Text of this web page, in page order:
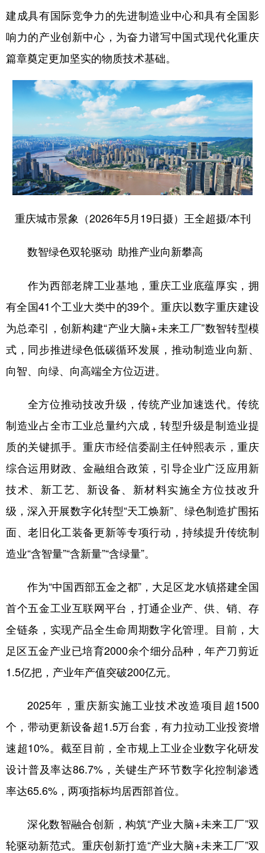
建成具有国际竞争力的先进制造业中心和具有全国影
响力的产业创新中心，为奋力谱写中国式现代化重庆
篇章奠定更加坚实的物质技术基础。
重庆城市景象（2026年5月19日摄）王全超摄/本刊
数智绿色双轮驱动 助推产业向新攀高
作为西部老牌工业基地，重庆工业底蕴厚实，拥
有全国41个工业大类中的39个。重庆以数字重庆建设
为总牵引，创新构建“产业大脑+未来工厂”数智转型模
式，同步推进绿色低碳循环发展，推动制造业向新、
向智、向绿、向高端全方位迈进。
全方位推动技改升级，传统产业加速迭代。传统
制造业占全市工业总量约六成，转型升级是制造业提
质的关键抓手。重庆市经信委副主任钟熙表示，重庆
综合运用财政、金融组合政策，引导企业广泛应用新
技术、新工艺、新设备、新材料实施全方位技改升
级，深入开展数字化转型“天工焕新”、绿色制造扩围拓
面、老旧化工装备更新等专项行动，持续提升传统制
造业“含智量”“含新量”“含绿量”。
作为“中国西部五金之都”，大足区龙水镇搭建全国
首个五金工业互联网平台，打通企业产、供、销、存
全链条，实现产品全生命周期数字化管理。目前，大
足区五金产业已培育2000余个细分品种，年产刀剪近
1.5亿把，产业年产值突破200亿元。
2025年，重庆新实施工业技术改造项目超1500
个，带动更新设备超1.5万台套，有力拉动工业投资增
速超10%。截至目前，全市规上工业企业数字化研发
设计普及率达86.7%，关键生产环节数字化控制渗透
率达65.6%，两项指标均居西部首位。
深化数智融合创新，构筑“产业大脑+未来工厂”双
轮驱动新范式。重庆创新打造“产业大脑+未来工厂”双